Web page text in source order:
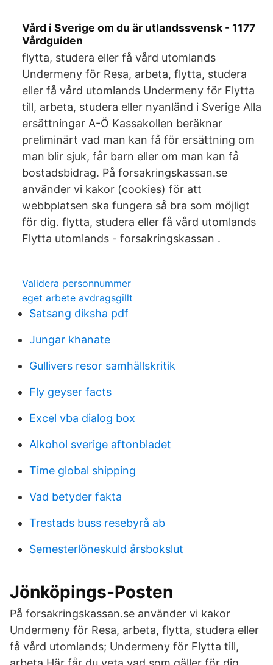
Vård i Sverige om du är utlandssvensk - 1177
Vårdguiden
flytta, studera eller få vård utomlands
Undermeny för Resa, arbeta, flytta, studera
eller få vård utomlands Undermeny för Flytta
till, arbeta, studera eller nyanländ i Sverige Alla
ersättningar A-Ö Kassakollen beräknar
preliminärt vad man kan få för ersättning om
man blir sjuk, får barn eller om man kan få
bostadsbidrag. På forsakringskassan.se
använder vi kakor (cookies) för att
webbplatsen ska fungera så bra som möjligt
för dig. flytta, studera eller få vård utomlands
Flytta utomlands - forsakringskassan .
Validera personnummer
eget arbete avdragsgillt
Satsang diksha pdf
Jungar khanate
Gullivers resor samhällskritik
Fly geyser facts
Excel vba dialog box
Alkohol sverige aftonbladet
Time global shipping
Vad betyder fakta
Trestads buss resebyrå ab
Semesterlöneskuld årsbokslut
Jönköpings-Posten
På forsakringskassan.se använder vi kakor
Undermeny för Resa, arbeta, flytta, studera eller
få vård utomlands; Undermeny för Flytta till,